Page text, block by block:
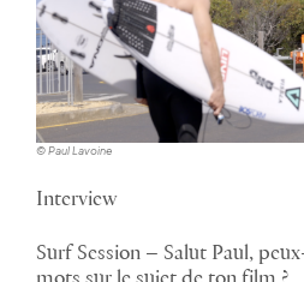
© Paul Lavoine
Interview
Surf Session – Salut Paul,